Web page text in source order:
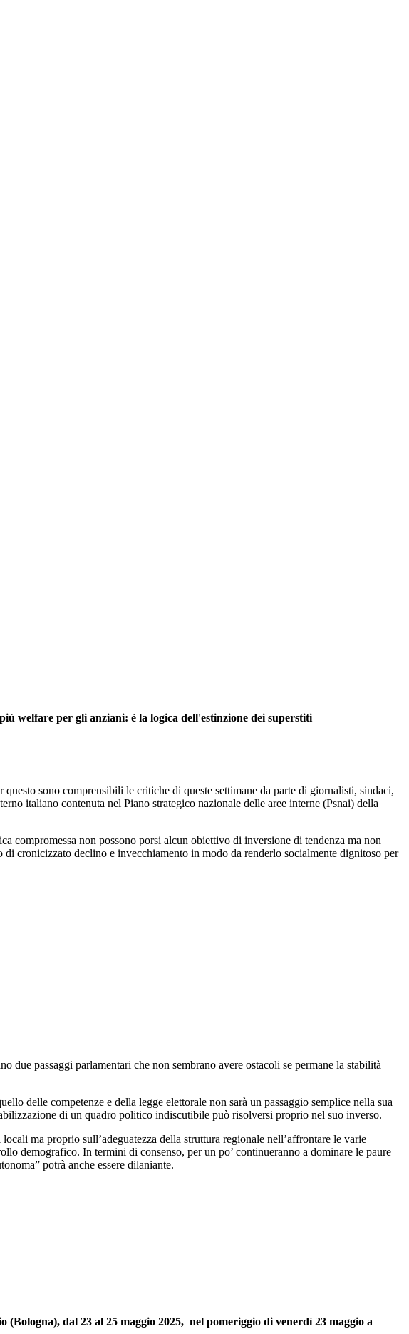
welfare per gli anziani: è la logica dell'estinzione dei superstiti
sono comprensibili le critiche di queste settimane da parte di giornalisti, sindaci,
italiano contenuta nel Piano strategico nazionale delle aree interne (Psnai) della
compromessa non possono porsi alcun obiettivo di inversione di tendenza ma non
di cronicizzato declino e invecchiamento in modo da renderlo socialmente dignitoso per
passaggi parlamentari che non sembrano avere ostacoli se permane la stabilità
delle competenze e della legge elettorale non sarà un passaggio semplice nella sua
di un quadro politico indiscutibile può risolversi proprio nel suo inverso.
ma proprio sull’adeguatezza della struttura regionale nell’affrontare le varie
demografico. In termini di consenso, per un po’ continueranno a dominare le paure
potrà anche essere dilaniante.
dal 23 al 25 maggio 2025, nel pomeriggio di venerdì 23 maggio a